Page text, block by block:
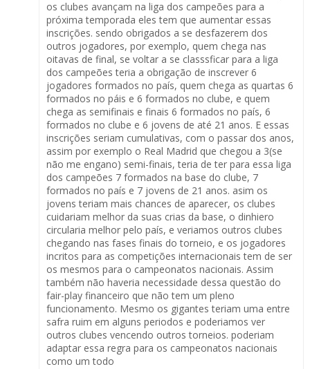
os clubes avançam na liga dos campeões para a
próxima temporada eles tem que aumentar essas
inscrições. sendo obrigados a se desfazerem dos
outros jogadores, por exemplo, quem chega nas
oitavas de final, se voltar a se classsficar para a liga
dos campeões teria a obrigação de inscrever 6
jogadores formados no país, quem chega as quartas 6
formados no páis e 6 formados no clube, e quem
chega as semifinais e finais 6 formados no país, 6
formados no clube e 6 jovens de até 21 anos. E essas
inscrições seriam cumulativas, com o passar dos anos,
assim por exemplo o Real Madrid que chegou a 3(se
não me engano) semi-finais, teria de ter para essa liga
dos campeões 7 formados na base do clube, 7
formados no país e 7 jovens de 21 anos. asim os
jovens teriam mais chances de aparecer, os clubes
cuidariam melhor da suas crias da base, o dinhiero
circularia melhor pelo país, e veriamos outros clubes
chegando nas fases finais do torneio, e os jogadores
incritos para as competições internacionais tem de ser
os mesmos para o campeonatos nacionais. Assim
também não haveria necessidade dessa questão do
fair-play financeiro que não tem um pleno
funcionamento. Mesmo os gigantes teriam uma entre
safra ruim em alguns periodos e poderiamos ver
outros clubes vencendo outros torneios. poderiam
adaptar essa regra para os campeonatos nacionais
como um todo